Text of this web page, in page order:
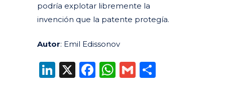
podría explotar libremente la
invención que la patente protegía.
Autor: Emil Edissonov
LinkedIn
X Facebook
WhatsApp
Gmail